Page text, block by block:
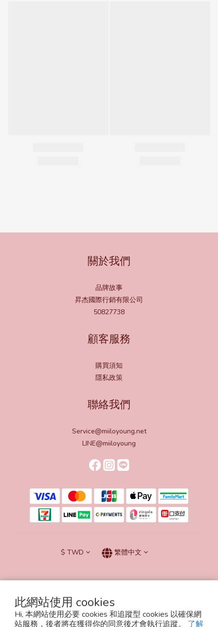
此網站使用 cookies
Hi, 本網站使用必要 cookies 和追蹤型 cookies 以確保網
站服務，後者將在獲得你的同意後才會執行追蹤。 了解
關於我們
品牌故事
昇杰國際行銷有限公司
50827738
顧客服務
購買須知
隱私政策
聯絡我們
Service@miiloyoung.net
LINE@miiloyoung
$ TWD 繁體中文
Powered by SHOPLINE